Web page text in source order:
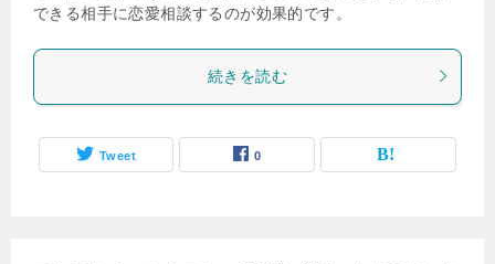
できる相手に恋愛相談するのが効果的です。
続きを読む
Tweet 0